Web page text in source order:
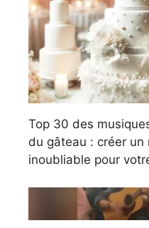
Top 30 des
du gâteau : créer un
inoubliable pour